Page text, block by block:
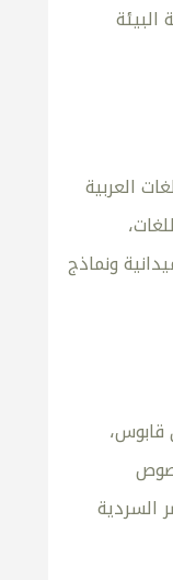
العربية
ونماذج
قابوس،
السردية